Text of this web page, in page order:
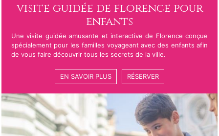
visite guidée de florence pour
enfants
Une visite guidée amusante et interactive de Florence conçue
spécialement pour les familles voyageant avec des enfants afin
de vous faire découvrir tous les secrets de la ville.
EN SAVOIR PLUS RÉSERVER